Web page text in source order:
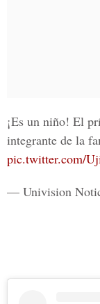
¡Es un niño! El
integrante de la
pic.twitter.com/
— Univision